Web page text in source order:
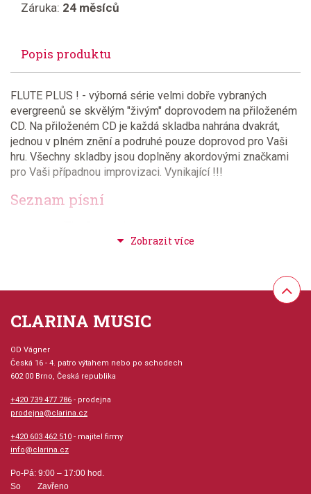
Záruka: 24 měsíců
Popis produktu
FLUTE PLUS ! - výborná série velmi dobře vybraných
evergreenů se skvělým "živým" doprovodem na přiloženém
CD. Na přiloženém CD je každá skladba nahrána dvakrát,
jednou v plném znění a podruhé pouze doprovod pro Vaši
hru. Všechny skladby jsou doplněny akordovými značkami
pro Vaši případnou improvizaci. Vynikající !!!
Seznam písní
It's Raining Men (The Weather Girls)
Summertime (George Gershwin)
Music (John Miles)
CLARINA MUSIC
OD Vágner
Česká 16 - 4. patro výtahem nebo po schodech
602 00 Brno, Česká republika
+420 739 477 786 - prodejna
prodejna@clarina.cz
+420 603 462 510 - majitel firmy
info@clarina.cz
Po-Pá: 9:00 – 17:00 hod.
So Zavřeno